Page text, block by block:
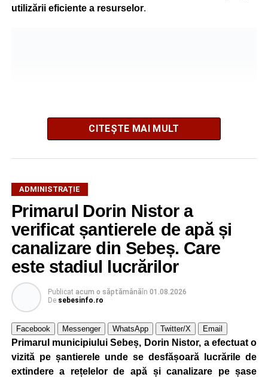
utilizării eficiente a resurselor.
Potrivit autorităților locale, sistemul de iluminat public este
gestionat printr-un program automatizat de telegestiune,
care reglează intensitatea luminii în funcție de orele
exacte de apus și răsărit ale soarelui. Chiar dacă nivelul
de iluminare va fi redus în anumite intervale, iluminatul
stradal va rămâne funcțional pe întreaga durată a nopții.
Reprezentanții Primăriei Sebeș precizează că măsura nu
va afecta siguranța traficului rutier și pietonal, iar
vizibilitatea pe străzile municipiului va fi menținută la un
nivel corespunzător.
Administrația locală subliniază că decizia are caracter
CITEȘTE MAI MULT
ADMINISTRAȚIE
Primarul Dorin Nistor a
verificat șantierele de apă și
canalizare din Sebeș. Care
este stadiul lucrărilor
Publicat acum o săptămânăîn 01.08.2026
De sebesinfo.ro
Facebook Messenger WhatsApp Twitter/X Email
Primarul municipiului Sebeș, Dorin Nistor, a efectuat o
vizită pe șantierele unde se desfășoară lucrările de
extindere a rețelelor de apă și canalizare pe șase